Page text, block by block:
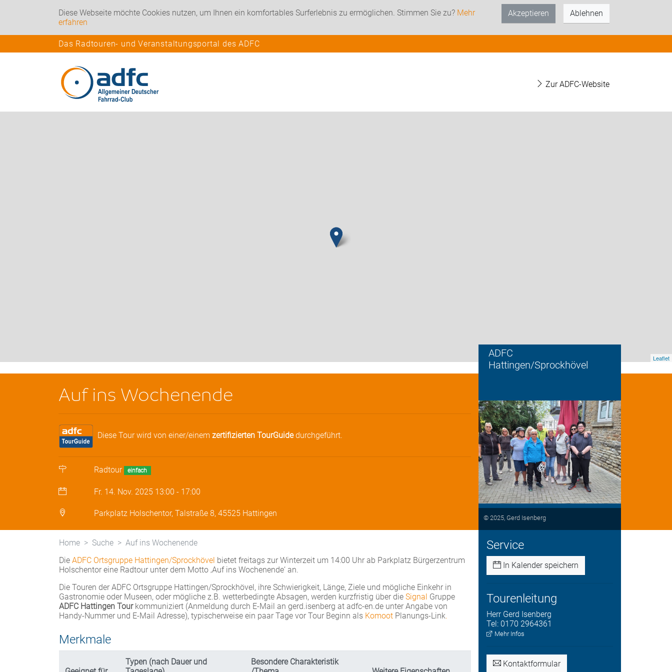
Diese Webseite möchte Cookies nutzen, um Ihnen ein komfortables Surferlebnis zu ermöglichen. Stimmen Sie zu? Mehr
erfahren
Akzeptieren Ablehnen
Das Radtouren- und Veranstaltungsportal des ADFC
Zur ADFC-Website
Leaflet
ADFC
Hattingen/Sprockhövel
Auf ins Wochenende
Diese Tour wird von einer/einem zertifizierten TourGuidedurchgeführt.
Radtour einfach
Fr. 14. Nov. 2025 13:00 - 17:00
Parkplatz Holschentor, Talstraße 8, 45525 Hattingen © 2025, Gerd Isenberg
Service
In Kalender speichern
Tourenleitung
Herr Gerd Isenberg
Tel: 0170 2964361
Mehr Infos
Kontaktformular
Home Suche
Auf ins Wochenende
Die ADFC Ortsgruppe Hattingen/Sprockhövel bietet freitags zur Winterzeit um 14:00 Uhr ab Parkplatz Bürgerzentrum
Holschentor eine Radtour unter dem Motto ‚Auf ins Wochenende‘ an.
Die Touren der ADFC Ortsgruppe Hattingen/Sprockhövel, ihre Schwierigkeit, Länge, Ziele und mögliche Einkehr in
Gastronomie oder Museen, oder mögliche z.B. wetterbedingte Absagen, werden kurzfristig über die Signal Gruppe
ADFC Hattingen Tourkommuniziert (Anmeldung durch E-Mail an gerd.isenberg at adfc-en.de unter Angabe von
Handy-Nummer und E-Mail Adresse), typischerweise ein paar Tage vor Tour Beginn als Komoot Planungs-Link.
Merkmale
Typen (nach Dauer und
Besondere Charakteristik